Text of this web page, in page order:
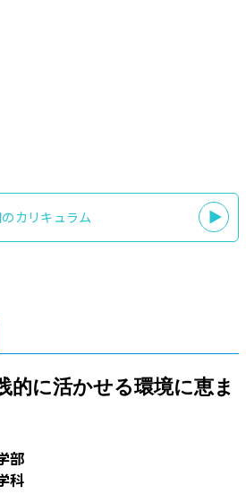
カリキュラム
的に活かせる環境に恵ま